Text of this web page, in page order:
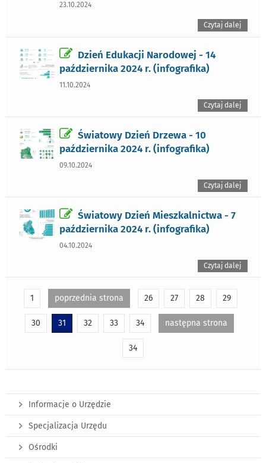
23.10.2024
Czytaj dalej
Dzień Edukacji Narodowej - 14
października 2024 r. (infografika)
11.10.2024
Czytaj dalej
Światowy Dzień Drzewa - 10
października 2024 r. (infografika)
09.10.2024
Czytaj dalej
Światowy Dzień Mieszkalnictwa - 7
października 2024 r. (infografika)
04.10.2024
Czytaj dalej
1 poprzednia strona 26 27 28 29
30 31 32 33 34 następna strona
34
Informacje o Urzędzie
Specjalizacja Urzędu
Ośrodki